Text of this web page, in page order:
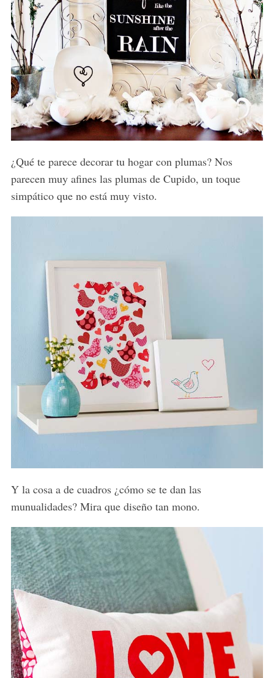
¿Qué te parece decorar tu hogar con plumas? Nos
parecen muy afines las plumas de Cupido, un toque
simpático que no está muy visto.
Y la cosa a de cuadros ¿cómo se te dan las
munualidades? Mira que diseño tan mono.